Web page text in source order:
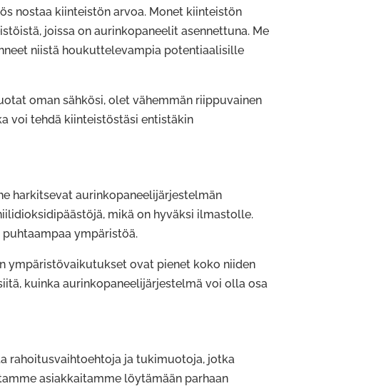
nostaa kiinteistön arvoa. Monet kiinteistön
joissa on aurinkopaneelit asennettuna. Me
niistä houkuttelevampia potentiaalisille
oman sähkösi, olet vähemmän riippuvainen
voi tehdä kiinteistöstäsi entistäkin
harkitsevat aurinkopaneelijärjestelmän
mikä on hyväksi ilmastolle.
ympäristöä.
ympäristövaikutukset ovat pienet koko niiden
kuinka aurinkopaneelijärjestelmä voi olla osa
rahoitusvaihtoehtoja ja tukimuotoja, jotka
asiakkaitamme löytämään parhaan